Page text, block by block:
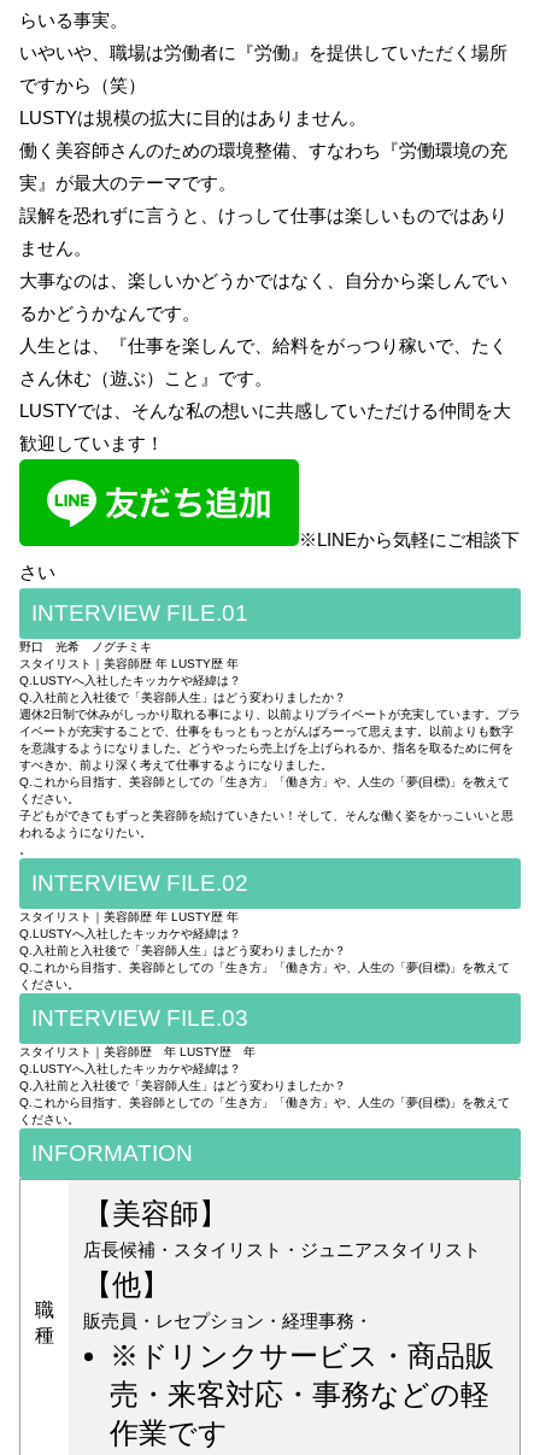
らいる事実。
いやいや、職場は労働者に『労働』を提供していただく場所
ですから（笑）
LUSTYは規模の拡大に目的はありません。
働く美容師さんのための環境整備、すなわち『労働環境の充
実』が最大のテーマです。
誤解を恐れずに言うと、けっして仕事は楽しいものではあり
ません。
大事なのは、楽しいかどうかではなく、自分から楽しんでい
るかどうかなんです。
人生とは、『仕事を楽しんで、給料をがっつり稼いで、たく
さん休む（遊ぶ）こと』です。
LUSTYでは、そんな私の想いに共感していただける仲間を大
歓迎しています！
※LINEから気軽にご相談下
さい
INTERVIEW FILE.01
野口 光希 ノグチミキ
スタイリスト｜美容師歴 年 LUSTY歴 年
Q.LUSTYへ入社したキッカケや経緯は？
Q.入社前と入社後で「美容師人生」はどう変わりましたか？
週休2日制で休みがしっかり取れる事により、以前よりプライベートが充実しています。プラ
イベートが充実することで、仕事をもっともっとがんばろーって思えます。以前よりも数字
を意識するようになりました。どうやったら売上げを上げられるか、指名を取るために何を
すべきか、前より深く考えて仕事するようになりました。
Q.これから目指す、美容師としての「生き方」「働き方」や、人生の「夢(目標)」を教えて
ください。
子どもができてもずっと美容師を続けていきたい！そして、そんな働く姿をかっこいいと思
われるようになりたい。
INTERVIEW FILE.02
スタイリスト｜美容師歴 年 LUSTY歴 年
Q.LUSTYへ入社したキッカケや経緯は？
Q.入社前と入社後で「美容師人生」はどう変わりましたか？
Q.これから目指す、美容師としての「生き方」「働き方」や、人生の「夢(目標)」を教えて
ください。
INTERVIEW FILE.03
スタイリスト｜美容師歴 年 LUSTY歴 年
Q.LUSTYへ入社したキッカケや経緯は？
Q.入社前と入社後で「美容師人生」はどう変わりましたか？
Q.これから目指す、美容師としての「生き方」「働き方」や、人生の「夢(目標)」を教えて
ください。
INFORMATION
職
種
【美容師】
店長候補・スタイリスト・ジュニアスタイリスト
【他】
販売員・レセプション・経理事務・
※ドリンクサービス・商品販
売・来客対応・事務などの軽
作業です